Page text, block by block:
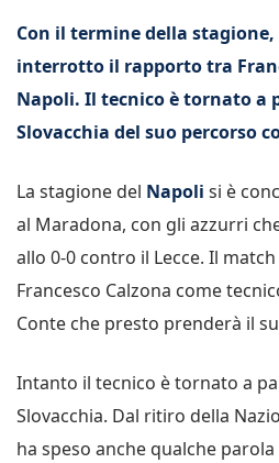
Con il termine della stagione,
interrotto il rapporto tra
Napoli. Il tecnico è tornato a
Slovacchia del suo percorso
La stagione del Napoli si è
al Maradona, con gli azzurri
allo 0-0 contro il Lecce. Il
Francesco Calzona come
Conte che presto prenderà il
Intanto il tecnico è tornato a
Slovacchia. Dal ritiro della
ha speso anche qualche